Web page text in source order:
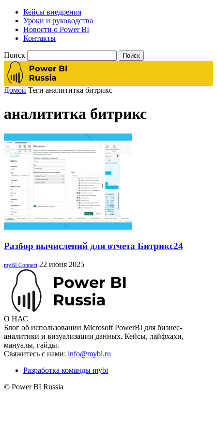
Кейсы внедрения
Уроки и руководства
Новости о Power BI
Контакты
Поиск
Домой Теги аналититка битрикс
аналититка битрикс
Разбор вычислений для отчета Битрикс24
myBI Connect 22 июня 2025
О НАС
Блог об использовании Microsoft PowerBI для бизнес-
аналитики и визуализации данных. Кейсы, лайфхахи,
мануалы, гайды.
Свяжитесь с нами: info@mybi.ru
Разработка команды mybi
© Power BI Russia